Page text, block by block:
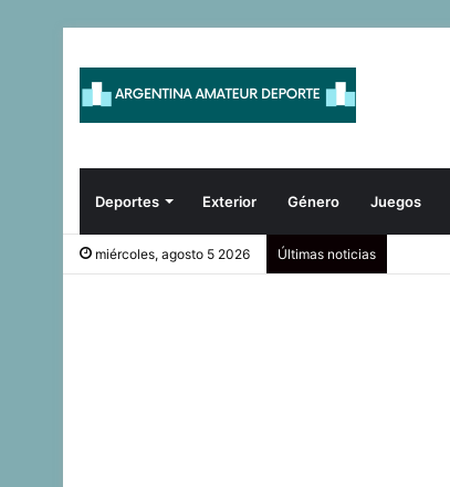
Deportes Exterior Género Juegos
miércoles, agosto 5 2026 Últimas noticias